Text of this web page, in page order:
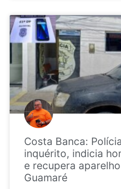
Costa Banca:
inquérito, indicia
e recupera
Guamaré